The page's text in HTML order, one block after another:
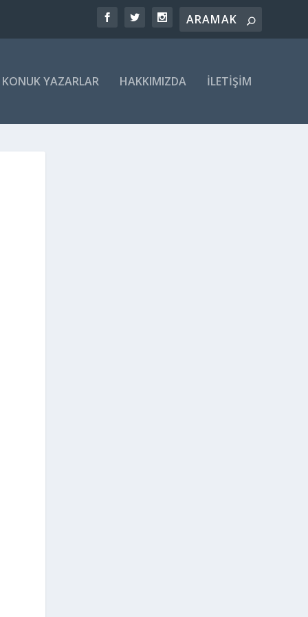
KONUK YAZARLAR HAKKIMIZDA İLETIŞIM